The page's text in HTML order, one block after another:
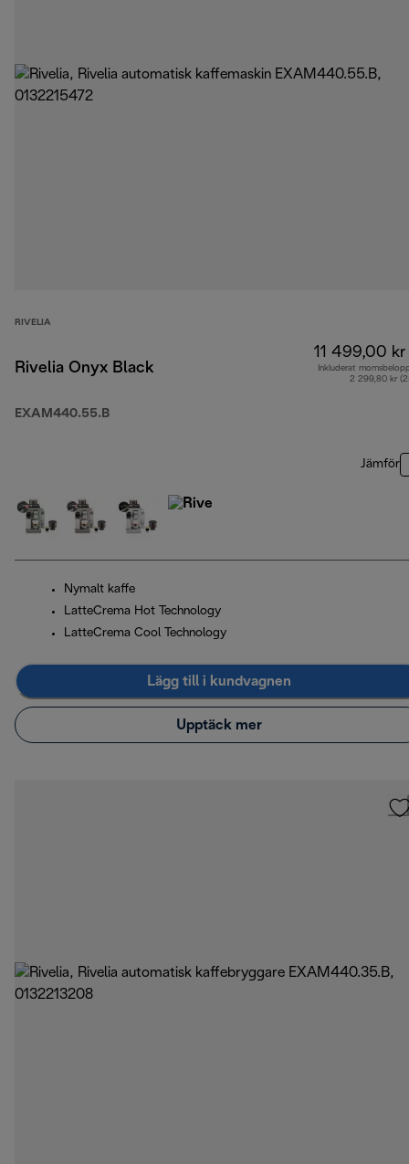
RIVELIA
Rivelia Onyx Black
EXAM440.55.B
11 499,00 kr
Inkluderat
2 299,80 kr
Jämför
Nymalt kaffe
LatteCrema Hot Technology
LatteCrema Cool Technology
Lägg till i kundvagnen
Upptäck mer